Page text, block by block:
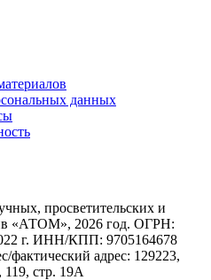
данных
просветительских и
«АТОМ», 2026 год. ОГРН:
г. ИНН/КПП: 9705164678
фактический адрес: 129223,
стр. 19А